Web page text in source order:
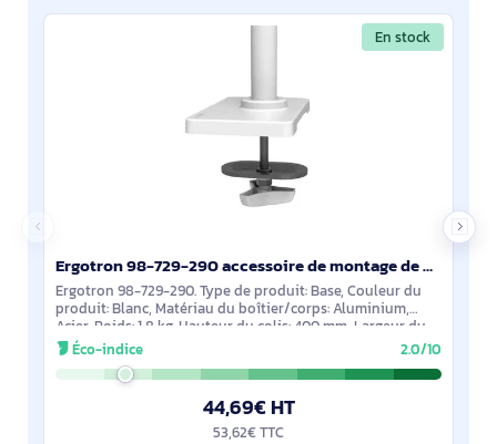
En stock
Ergotron 98-729-290 accessoire de montage de moniteurs
Ergotron 98-729-290. Type de produit: Base, Couleur du
produit: Blanc, Matériau du boîtier/corps: Aluminium,
Acier. Poids: 1,8 kg. Hauteur du colis: 400 mm, Largeur du
colis: 250 mm, Profondeur du
Éco-indice 2.0/10
44,69€ HT
53,62€ TTC